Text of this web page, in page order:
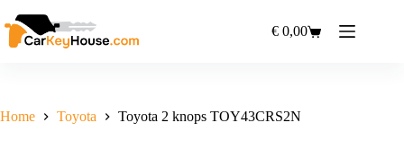
naar
de
Winkelwagen
€ 0,00
Home Toyota Toyota 2 knops TOY43CRS2N